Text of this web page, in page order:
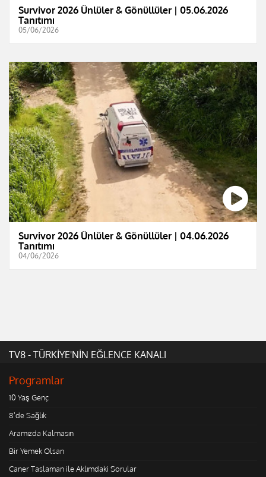
Survivor 2026 Ünlüler & Gönüllüler | 05.06.2026
Tanıtımı
05/06/2026
Survivor 2026 Ünlüler & Gönüllüler | 04.06.2026
Tanıtımı
04/06/2026
TV8 - TÜRKİYE'NİN EĞLENCE KANALI
Programlar
10 Yaş Genç
8'de Sağlık
Aramızda Kalmasın
Bir Yemek Olsan
Caner Taslaman ile Aklımdaki Sorular